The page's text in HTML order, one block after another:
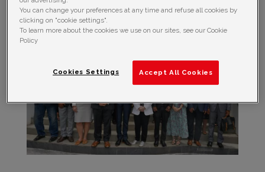
You can change your preferences at any time and refuse all cookies by
clicking on "cookie settings".
To learn more about the cookies we use on our sites, see our Cookie
Policy
Accept All Cookies
Cookies Settings